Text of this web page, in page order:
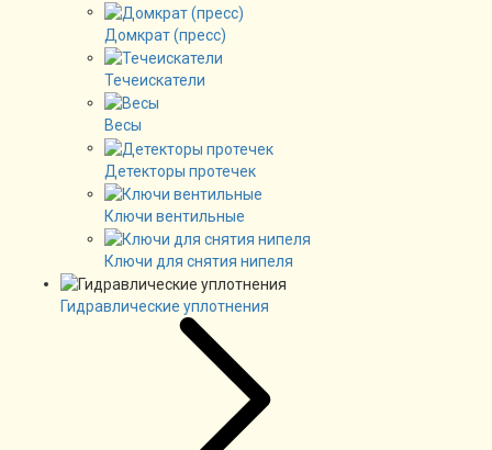
Домкрат (пресс)
Течеискатели
Весы
Детекторы протечек
Ключи вентильные
Ключи для снятия нипеля
Гидравлические уплотнения